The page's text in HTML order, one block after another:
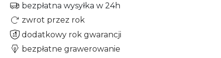
bezpłatna wysyłka w 24h
zwrot przez rok
dodatkowy rok gwarancji
bezpłatne grawerowanie